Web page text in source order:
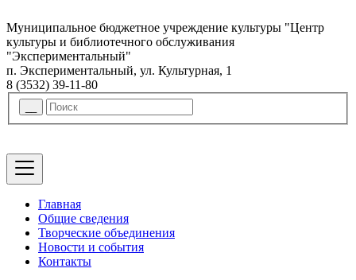
Муниципальное бюджетное учреждение культуры "Центр
культуры и библиотечного обслуживания
"Экспериментальный"
п. Экспериментальный, ул. Культурная, 1
8 (3532) 39-11-80
Главная
Общие сведения
Творческие объединения
Новости и события
Контакты